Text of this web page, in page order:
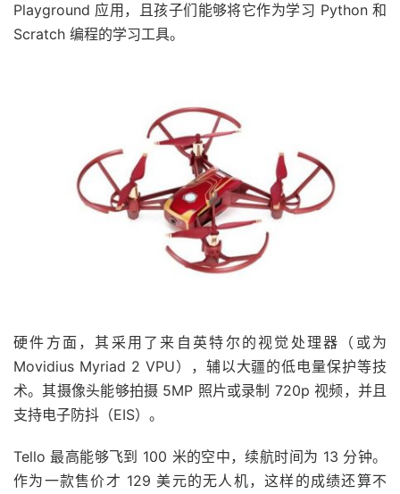
Playground 应用，且孩子们能够将它作为学习 Python 和
Scratch 编程的学习工具。
硬件方面，其采用了来自英特尔的视觉处理器（或为
Movidius Myriad 2 VPU），辅以大疆的低电量保护等技
术。其摄像头能够拍摄 5MP 照片或录制 720p 视频，并且
支持电子防抖（EIS）。
Tello 最高能够飞到 100 米的空中，续航时间为 13 分钟。
作为一款售价才 129 美元的无人机，这样的成绩还算不